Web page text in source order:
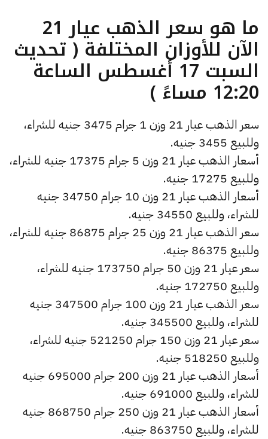
ما هو سعر الذهب عيار 21
الآن للأوزان المختلفة ( تحديث
السبت 17 أغسطس الساعة
12:20 مساءً )
سعر الذهب عيار 21 وزن 1 جرام 3475 جنيه للشراء،
وللبيع 3455 جنيه.
أسعار الذهب عيار 21 وزن 5 جرام 17375 جنيه للشراء،
وللبيع 17275 جنيه.
أسعار الذهب عيار 21 وزن 10 جرام 34750 جنيه
للشراء، وللبيع 34550 جنيه.
سعر الذهب عيار 21 وزن 25 جرام 86875 جنيه للشراء،
وللبيع 86375 جنيه.
سعر عيار 21 وزن 50 جرام 173750 جنيه للشراء،
وللبيع 172750 جنيه.
سعر الذهب عيار 21 وزن 100 جرام 347500 جنيه
للشراء، وللبيع 345500 جنيه.
سعر عيار 21 وزن 150 جرام 521250 جنيه للشراء،
وللبيع 518250 جنيه.
أسعار الذهب عيار 21 وزن 200 جرام 695000 جنيه
للشراء، وللبيع 691000 جنيه.
أسعار الذهب عيار 21 وزن 250 جرام 868750 جنيه
للشراء، وللبيع 863750 جنيه.